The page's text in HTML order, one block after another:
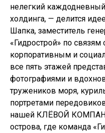
нелегкий
холдинга, — делится
Шапка, заместитель
«Гидрострой» по
корпоративным и
все пять этажей
фотографиями и
тружеников моря,
портретами
нашей КЛЁВОЙ
острова, где команда